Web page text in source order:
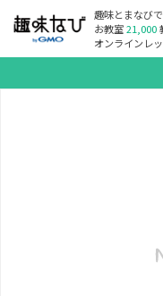
趣味とまなび
お教室21,000
オンラインレ